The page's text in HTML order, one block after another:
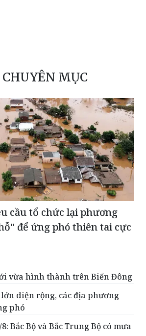
MỤC
cầu tổ chức lại phương
để ứng phó thiên tai cực
vừa hình thành trên Biển Đông
lớn diện rộng, các địa phương
phó
Bắc Bộ và Bắc Trung Bộ có mưa